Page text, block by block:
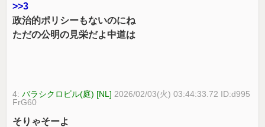
>>3
政治的ポリシーもないのにね
ただの公明の見栄だよ中道は
4:バラシクロビル(庭) [NL] 2026/02/03(火) 03:44:33.72 ID:d995
FrG60
そりゃそーよ